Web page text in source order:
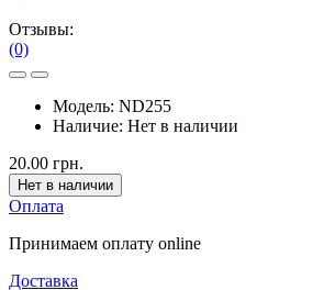
Отзывы:
(0)
Модель: ND255
Наличие: Нет в наличии
20.00 грн.
Нет в наличии
Оплата
Принимаем оплату online
Доставка